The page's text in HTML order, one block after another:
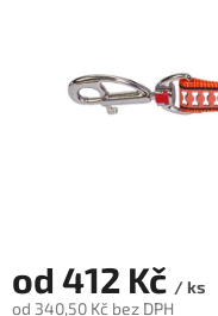
od 412 Kč / ks
od 340,50 Kč bez DPH